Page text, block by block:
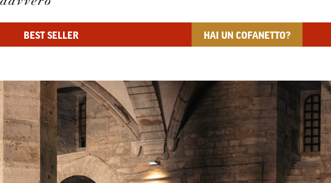
BEST SELLER HAI UN COFANETTO?